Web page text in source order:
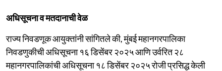
अधिसूचना व मतदानाची वेळ
राज्य निवडणूक आयुक्तांनी सांगितले की, मुंबई महानगरपालिका
निवडणुकीची अधिसूचना १६ डिसेंबर २०२५ आणि उर्वरित २८
महानगरपालिकांची अधिसूचना १८ डिसेंबर २०२५ रोजी प्रसिद्ध केली